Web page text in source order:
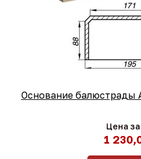
Основание балюстрады
Цена
1